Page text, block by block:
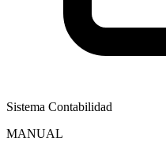
Sistema Contabilidad
MANUAL